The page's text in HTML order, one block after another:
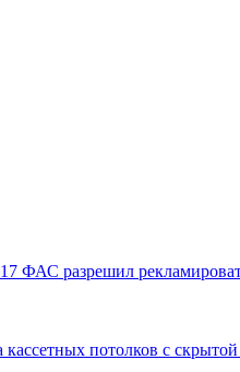
ФАС разрешил
потолков с